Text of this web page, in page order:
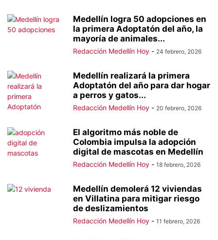
Medellín logra 50 adopciones en
la primera Adoptatón del año, la
mayoría de animales...
Redacción Medellín Hoy - 24 febrero, 2026
Medellín realizará la primera
Adoptatón del año para dar hogar
a perros y gatos...
Redacción Medellín Hoy - 20 febrero, 2026
El algoritmo más noble de
Colombia impulsa la adopción
digital de mascotas en Medellín
Redacción Medellín Hoy - 18 febrero, 2026
Medellín demolerá 12 viviendas
en Villatina para mitigar riesgo
de deslizamientos
Redacción Medellín Hoy - 11 febrero, 2026